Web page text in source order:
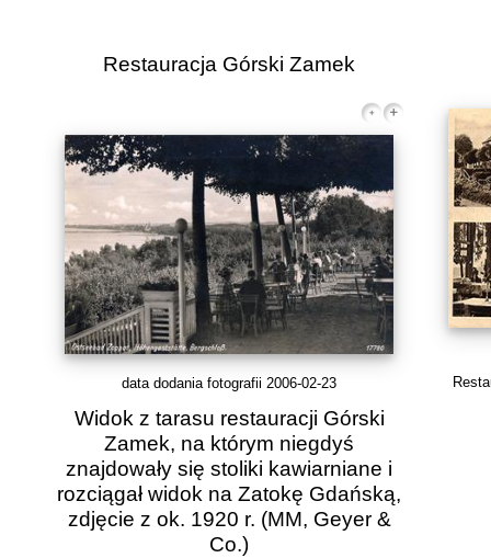
Restauracja Górski Zamek
data dodania fotografii 2006-02-23
Widok z tarasu restauracji Górski
Zamek, na którym niegdyś
znajdowały się stoliki kawiarniane i
rozciągał widok na Zatokę Gdańską,
zdjęcie z ok. 1920 r. (MM, Geyer &
Co.)